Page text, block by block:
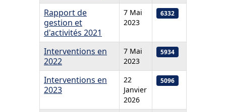
Rapport de
gestion et
d'activités 2021
7 Mai
2023
6332
Interventions en
2022
7 Mai
2023
5934
Interventions en
2023
22
Janvier
2026
5096